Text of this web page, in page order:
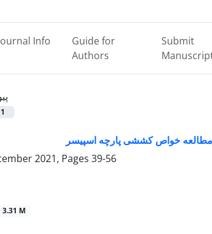
Info
Guide for
Authors
Submit
1
مطالعه خواص کششی پارچه اسپیسر
2021, Pages 39-56
3.31 M